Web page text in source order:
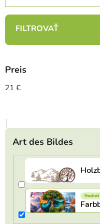
o
u
t
s
o
t
i
Preis
21 €
Art des Bildes